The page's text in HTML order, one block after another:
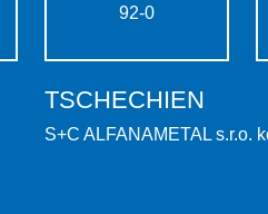
92-0
TSCHECHIEN
S+C ALFANAMETAL s.r.o.